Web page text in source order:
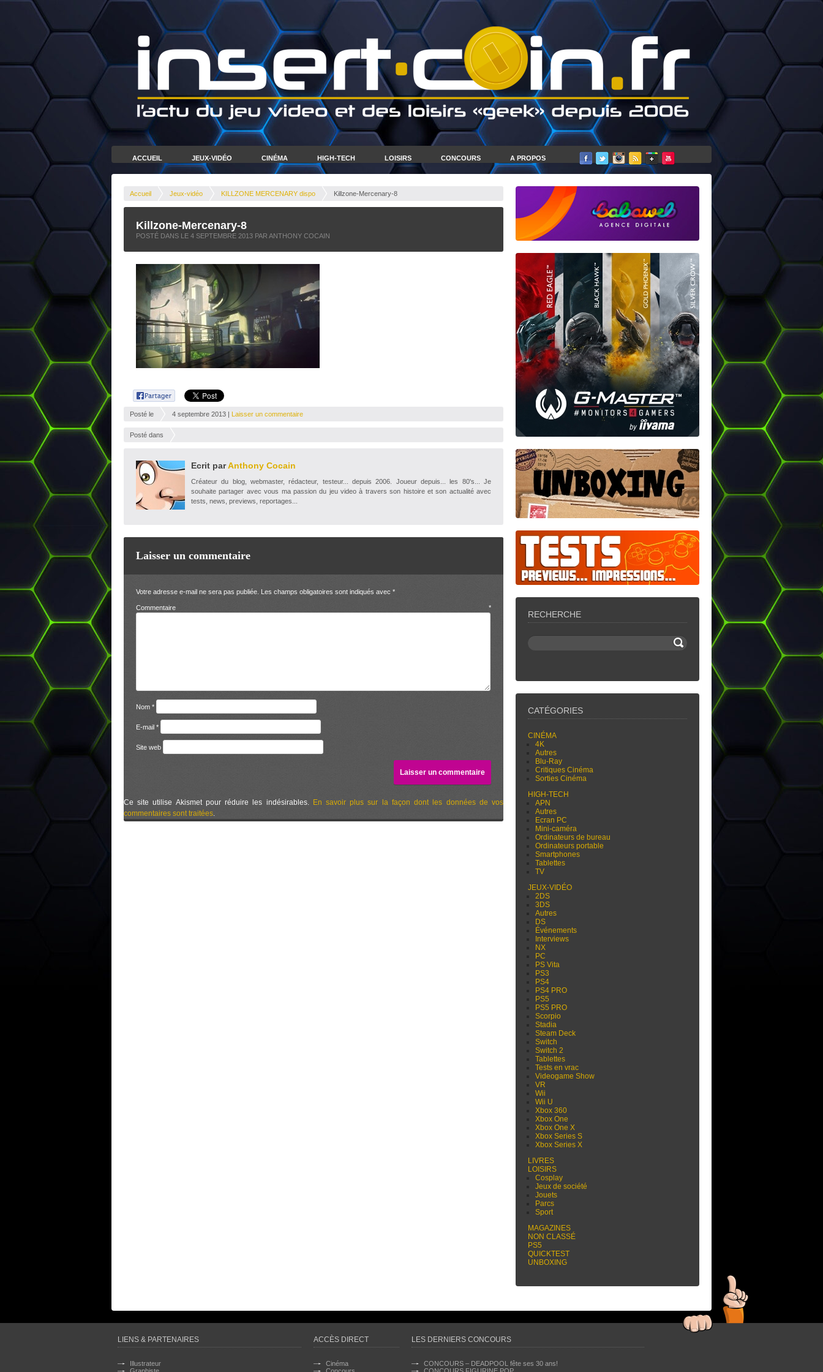
ACCUEIL JEUX-VIDÉO CINÉMA HIGH-TECH LOISIRS CONCOURS A PROPOS
Accueil Jeux-vidéo KILLZONE MERCENARY dispo Killzone-Mercenary-8
Killzone-Mercenary-8
POSTÉ DANS LE 4 SEPTEMBRE 2013 PAR ANTHONY COCAIN
Posté le 4 septembre 2013 | Laisser un commentaire
Posté dans
Ecrit parAnthony Cocain
Créateur du blog, webmaster, rédacteur, testeur... depuis 2006. Joueur depuis... les 80's... Je
souhaite partager avec vous ma passion du jeu video à travers son histoire et son actualité avec
tests, news, previews, reportages...
Laisser un commentaire
Votre adresse e-mail ne sera pas publiée. Les champs obligatoires sont indiqués avec *
Commentaire *
Nom *
E-mail *
Site web
Ce site utilise Akismet pour réduire les indésirables. En savoir plus sur la façon dont les données de vos
commentaires sont traitées.
RECHERCHE
CATÉGORIES
CINÉMA
4K
Autres
Blu-Ray
Critiques Cinéma
Sorties Cinéma
HIGH-TECH
APN
Autres
Ecran PC
Mini-caméra
Ordinateurs de bureau
Ordinateurs portable
Smartphones
Tablettes
TV
JEUX-VIDÉO
2DS
3DS
Autres
DS
Événements
Interviews
NX
PC
PS Vita
PS3
PS4
PS4 PRO
PS5
PS5 PRO
Scorpio
Stadia
Steam Deck
Switch
Switch 2
Tablettes
Tests en vrac
Videogame Show
VR
Wii
Wii U
Xbox 360
Xbox One
Xbox One X
Xbox Series S
Xbox Series X
LIVRES
LOISIRS
Cosplay
Jeux de société
Jouets
Parcs
Sport
MAGAZINES
NON CLASSÉ
PS5
QUICKTEST
UNBOXING
LIENS & PARTENAIRES
Illustrateur
ACCÈS DIRECT
Cinéma
LES DERNIERS CONCOURS
CONCOURS – DEADPOOL fête ses 30 ans!